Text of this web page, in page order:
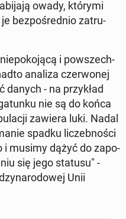
owady, którymi
bez­po­śred­nio za­tru­
i po­wszech­
analiza czer­wo­nej
danych - na przy­kład
nie są do końca
zawiera luki. Nadal
spadku li­czeb­no­ści
i musimy dążyć do za­po­
się jego statusu" -
Unii